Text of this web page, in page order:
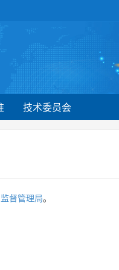
技术委员会
督管理局。